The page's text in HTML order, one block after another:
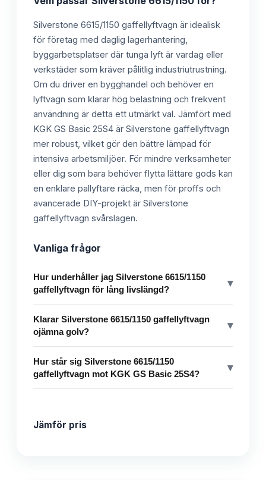
Silverstone 6615/1150 gaffellyftvagn är idealisk
för företag med daglig lagerhantering,
byggarbetsplatser där tunga lyft är vardag eller
verkstäder som kräver pålitlig industriutrustning.
Om du driver en bygghandel och behöver en
lyftvagn som klarar hög belastning och frekvent
användning är detta ett utmärkt val. Jämfört med
KGK GS Basic 25S4 är Silverstone gaffellyftvagn
mer robust, vilket gör den bättre lämpad för
intensiva arbetsmiljöer. För mindre verksamheter
eller dig som bara behöver flytta lättare gods kan
en enklare pallyftare räcka, men för proffs och
avancerade DIY-projekt är Silverstone
gaffellyftvagn svårslagen.
Vanliga frågor
Hur underhåller jag Silverstone 6615/1150
gaffellyftvagn för lång livslängd?
▾
Klarar Silverstone 6615/1150 gaffellyftvagn
ojämna golv?
▾
Hur står sig Silverstone 6615/1150
gaffellyftvagn mot KGK GS Basic 25S4?
▾
Jämför pris